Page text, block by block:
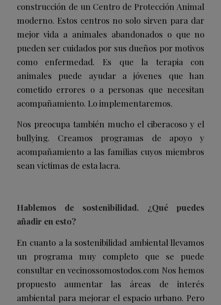
construcción de un Centro de Protección Animal
moderno. Estos centros no solo sirven para dar
mejor vida a animales abandonados o que no
pueden ser cuidados por sus dueños por motivos
como enfermedad. Es que la terapia con
animales puede ayudar a jóvenes que han
cometido errores o a personas que necesitan
acompañamiento. Lo implementaremos.
Nos preocupa también mucho el ciberacoso y el
bullying. Creamos programas de apoyo y
acompañamiento a las familias cuyos miembros
sean víctimas de esta lacra.
Hablemos de sostenibilidad. ¿Qué puedes
añadir en esto?
En cuanto a la sostenibilidad ambiental llevamos
un programa muy completo que se puede
consultar en vecinossomostodos.com Nos hemos
propuesto aumentar las áreas de interés
ambiental para mejorar el espacio urbano. Pero